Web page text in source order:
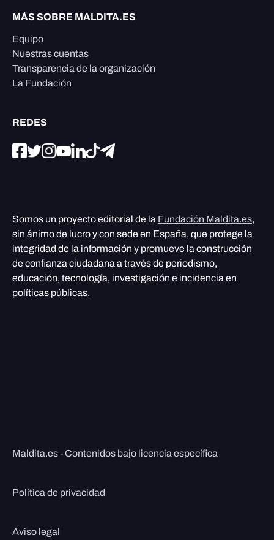
MÁS SOBRE MALDITA.ES
Equipo
Nuestras cuentas
Transparencia de la organización
La Fundación
REDES
Somos un proyecto editorial de la Fundación Maldita.es,
sin ánimo de lucro y con sede en España, que protege la
integridad de la información y promueve la construcción
de confianza ciudadana a través de periodismo,
educación, tecnología, investigación e incidencia en
políticas públicas.
Maldita.es - Contenidos bajo licencia específica
Política de privacidad
Aviso legal